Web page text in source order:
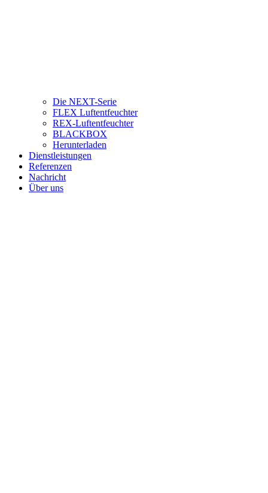
Die NEXT-Serie
FLEX Luftentfeuchter
REX-Luftentfeuchter
BLACKBOX
Herunterladen
Dienstleistungen
Referenzen
Nachricht
Über uns